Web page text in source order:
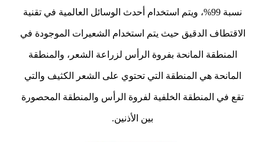
نسبة 99%، ويتم استخدام أحدث الوسائل العالمية في تقنية
الاقتطاف الدقيق حيث يتم استخدام الشعيرات الموجودة في
المنطقة المانحة بفروة الرأس لزراعة الشعر، والمنطقة
المانحة هي المنطقة التي تحتوي على الشعر الكثيف والتي
تقع في المنطقة الخلفية لفروة الرأس والمنطقة المحصورة
بين الأذنين.